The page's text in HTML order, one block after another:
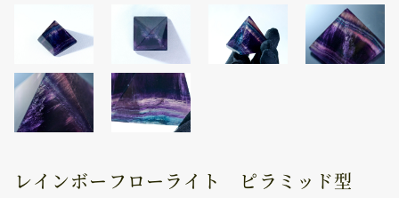
レインボーフローライト ピラミッド型